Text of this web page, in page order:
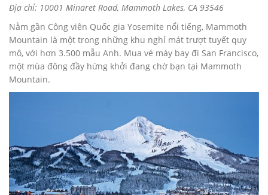
Địa chỉ: 10001 Minaret Road, Mammoth Lakes, CA 93546
Nằm gần Công viên Quốc gia Yosemite nổi tiếng, Mammoth
Mountain là một trong những khu nghỉ mát trượt tuyết quy
mô, với hơn 3.500 mẫu Anh. Mua vé máy bay đi San Francisco,
một mùa đông đầy hứng khởi đang chờ bạn tại Mammoth
Mountain.